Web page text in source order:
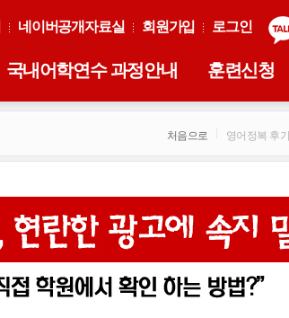
네이버공개자료실 회원가입 로그인
국내어학연수 과정안내 훈련신청
처음으로 영어정복 후기